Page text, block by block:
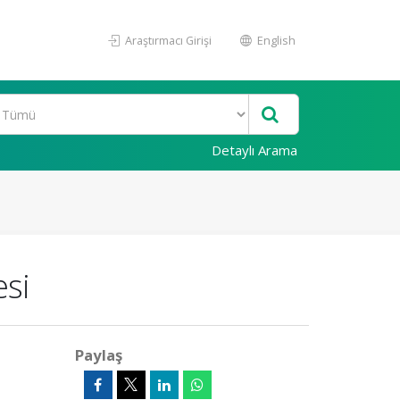
Araştırmacı Girişi English
Detaylı Arama
Paylaş